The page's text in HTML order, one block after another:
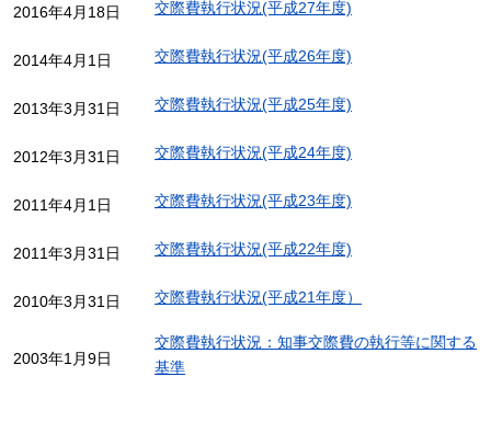
2016年4月18日 交際費執行状況(平成27年度)
2014年4月1日 交際費執行状況(平成26年度)
2013年3月31日 交際費執行状況(平成25年度)
2012年3月31日 交際費執行状況(平成24年度)
2011年4月1日 交際費執行状況(平成23年度)
2011年3月31日 交際費執行状況(平成22年度)
2010年3月31日 交際費執行状況(平成21年度）
2003年1月9日
交際費執行状況：知事交際費の執行等に関する
基準